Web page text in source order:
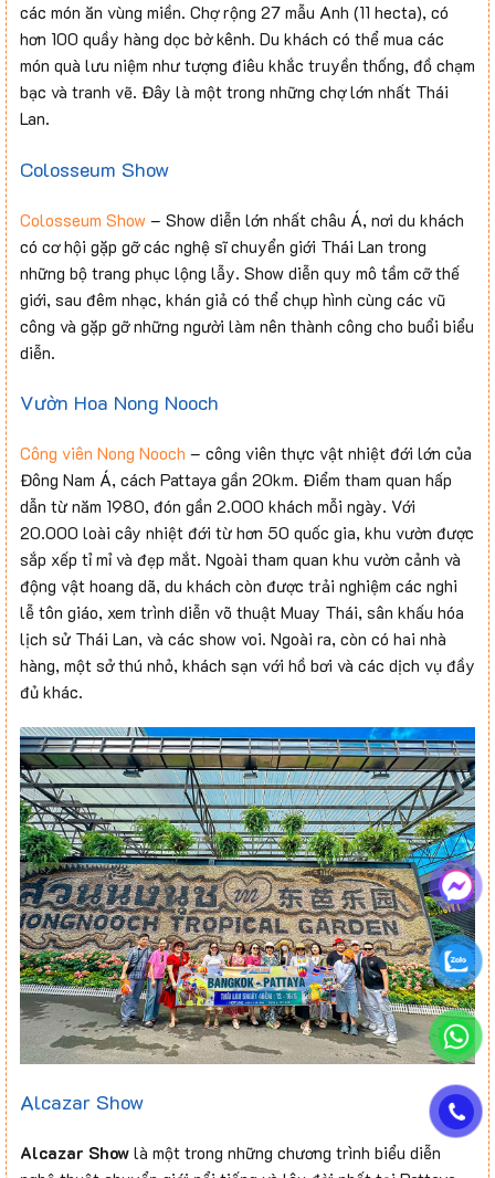
các món ăn vùng miền. Chợ rộng 27 mẫu Anh (11 hecta), có
hơn 100 quầy hàng dọc bờ kênh. Du khách có thể mua các
món quà lưu niệm như tượng điêu khắc truyền thống, đồ chạm
bạc và tranh vẽ. Đây là một trong những chợ lớn nhất Thái
Lan.
Colosseum Show
Colosseum Show – Show diễn lớn nhất châu Á, nơi du khách
có cơ hội gặp gỡ các nghệ sĩ chuyển giới Thái Lan trong
những bộ trang phục lộng lẫy. Show diễn quy mô tầm cỡ thế
giới, sau đêm nhạc, khán giả có thể chụp hình cùng các vũ
công và gặp gỡ những người làm nên thành công cho buổi biểu
diễn.
Vườn Hoa Nong Nooch
Công viên Nong Nooch – công viên thực vật nhiệt đới lớn của
Đông Nam Á, cách Pattaya gần 20km. Điểm tham quan hấp
dẫn từ năm 1980, đón gần 2.000 khách mỗi ngày. Với
20.000 loài cây nhiệt đới từ hơn 50 quốc gia, khu vườn được
sắp xếp tỉ mỉ và đẹp mắt. Ngoài tham quan khu vườn cảnh và
động vật hoang dã, du khách còn được trải nghiệm các nghi
lễ tôn giáo, xem trình diễn võ thuật Muay Thái, sân khấu hóa
lịch sử Thái Lan, và các show voi. Ngoài ra, còn có hai nhà
hàng, một sở thú nhỏ, khách sạn với hồ bơi và các dịch vụ đầy
đủ khác.
Alcazar Show
Alcazar Show là một trong những chương trình biểu diễn